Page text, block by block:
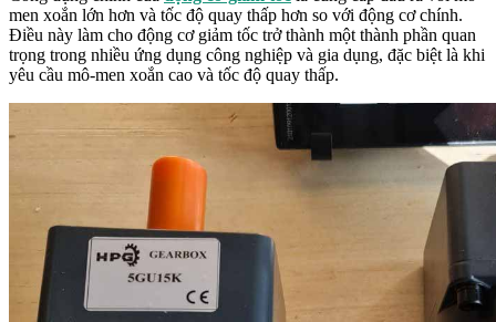
men xoắn lớn hơn và tốc độ quay thấp hơn so với động cơ chính.
Điều này làm cho động cơ giảm tốc trở thành một thành phần quan
trọng trong nhiều ứng dụng công nghiệp và gia dụng, đặc biệt là khi
yêu cầu mô-men xoắn cao và tốc độ quay thấp.